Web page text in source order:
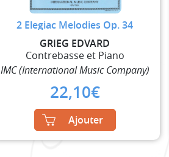
2 Elegiac Melodies Op. 34
GRIEG EDVARD
Contrebasse et Piano
IMC (International Music Company)
22,10€
Ajouter